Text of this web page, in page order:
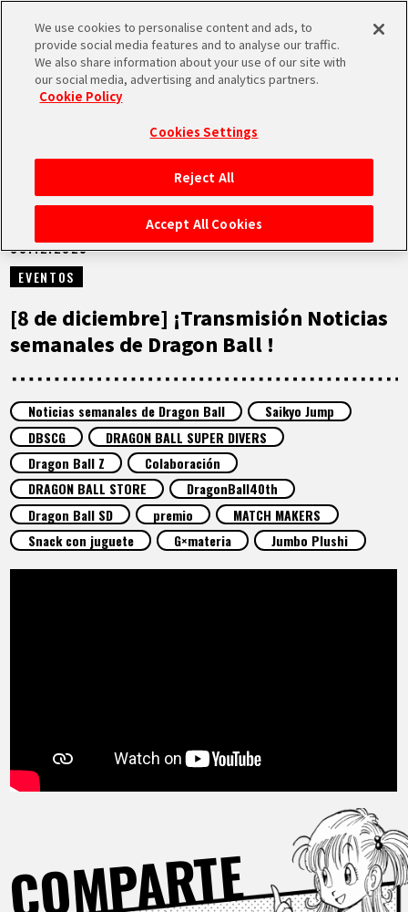
MEN
INICIO
NOTICIAS
LO MÁS DESTACADO
ARTÍCULOS
ACERCA DE
LANGUAGE
VÍDEOS
08.12.2025
EVENTOS
[8 de diciembre] ¡Transmisión Noticias
semanales de Dragon Ball !
Noticias semanales de Dragon Ball
Saikyo Jump
DBSCG
DRAGON BALL SUPER DIVERS
Dragon Ball Z
Colaboración
DRAGON BALL STORE
DragonBall40th
Dragon Ball SD
premio
MATCH MAKERS
Snack con juguete
G×materia Jumbo Plushi
COMPARTE
We use cookies to personalise content and ads, to
provide social media features and to analyse our traffic.
We also share information about your use of our site with
our social media, advertising and analytics partners.
Cookie Policy
Cookies Settings
Reject All
Accept All Cookies